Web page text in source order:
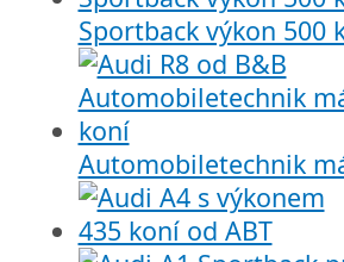
Sportback výkon 500
Automobiletechnik